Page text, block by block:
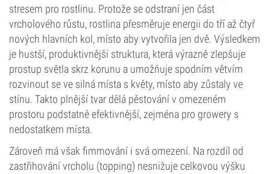
stresem pro rostlinu. Protože se odstraní jen část
vrcholového růstu, rostlina přesměruje energii do tří až čtyř
nových hlavních kol, místo aby vytvořila jen dvě. Výsledkem
je hustší, produktivnější struktura, která výrazně zlepšuje
prostup světla skrz korunu a umožňuje spodním větvím
rozvinout se ve silná místa s květy, místo aby zůstaly ve
stínu. Takto plnější tvar dělá pěstování v omezeném
prostoru podstatně efektivnější, zejména pro growery s
nedostatkem místa.
Zároveň má však fimmování i svá omezení. Na rozdíl od
zastřihování vrcholu (topping) nesnižuje celkovou výšku